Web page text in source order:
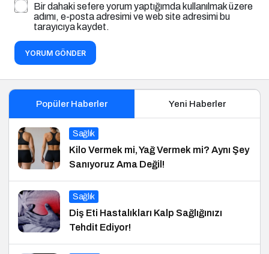
Bir dahaki sefere yorum yaptığımda kullanılmak üzere
adımı, e-posta adresimi ve web site adresimi bu
tarayıcıya kaydet.
YORUM GÖNDER
Popüler Haberler Yeni Haberler
Sağlık
Kilo Vermek mi, Yağ Vermek mi? Aynı Şey
Sanıyoruz Ama Değil!
Sağlık
Diş Eti Hastalıkları Kalp Sağlığınızı
Tehdit Ediyor!